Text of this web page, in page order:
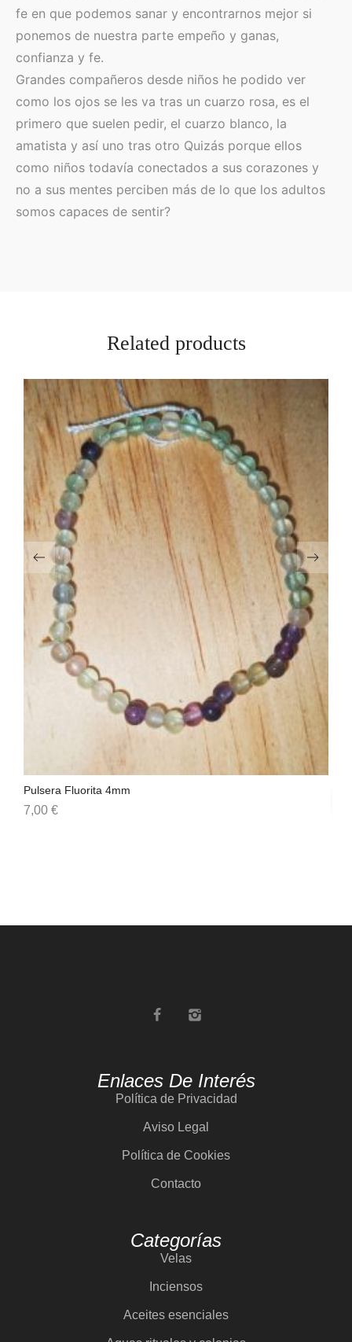
fe en que podemos sanar y encontrarnos mejor si
ponemos de nuestra parte empeño y ganas,
confianza y fe.
Grandes compañeros desde niños he podido ver
como los ojos se les va tras un cuarzo rosa, es el
primero que suelen pedir, el cuarzo blanco, la
amatista y así uno tras otro Quizás porque ellos
como niños todavía conectados a sus corazones y
no a sus mentes perciben más de lo que los adultos
somos capaces de sentir?
Related products
Pulsera Fluorita 4mm
7,00 €
Enlaces De Interés
Política de Privacidad
Aviso Legal
Política de Cookies
Contacto
Categorías
Velas
Inciensos
Aceites esenciales